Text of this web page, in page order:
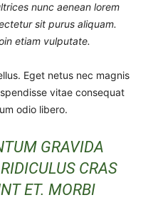
nunc aenean lorem
sit purus aliquam.
etiam vulputate.
Eget netus nec magnis
vitae consequat
odio libero.
GRAVIDA
CRAS
ET. MORBI